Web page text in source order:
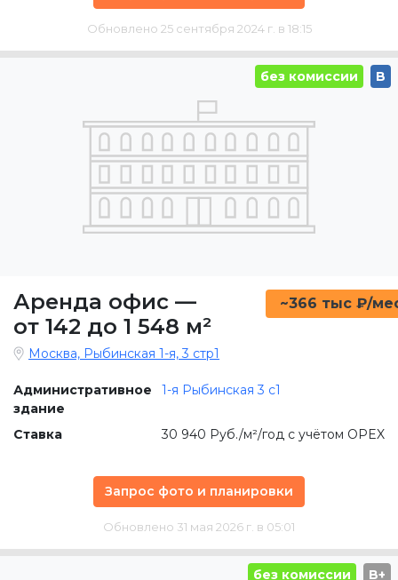
Обновлено 25 сентября 2024 г. в 18:15
без комиссии B
Аренда офис —
от 142 до 1 548 м²
~366 тыс ₽/
Москва, Рыбинская 1-я, 3 стр1
Административное
здание
1-я Рыбинская 3 с1
Ставка 30 940 Руб./м²/год с учётом OPEX
Запрос фото и планировки
Обновлено 31 мая 2026 г. в 05:01
без комиссии B+